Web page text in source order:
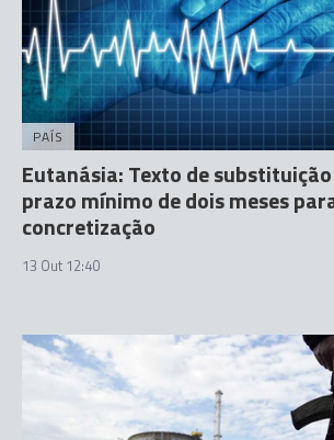
PAÍS
Eutanásia: Texto de
prazo mínimo de dois meses
concretização
13 Out 12:40